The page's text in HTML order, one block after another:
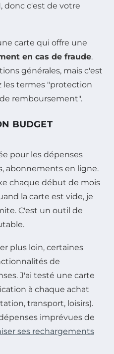
donc c'est de votre
carte qui offre une
en cas de fraude.
générales, mais c'est
les termes "protection
remboursement".
BUDGET
pour les dépenses
abonnements en ligne.
chaque début de mois
la carte est vide, je
C'est un outil de
plus loin, certaines
de
J'ai testé une carte
à chaque achat
transport, loisirs).
imprévues de
ses rechargements